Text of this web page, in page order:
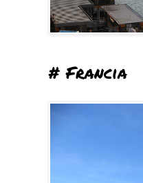
# Francia